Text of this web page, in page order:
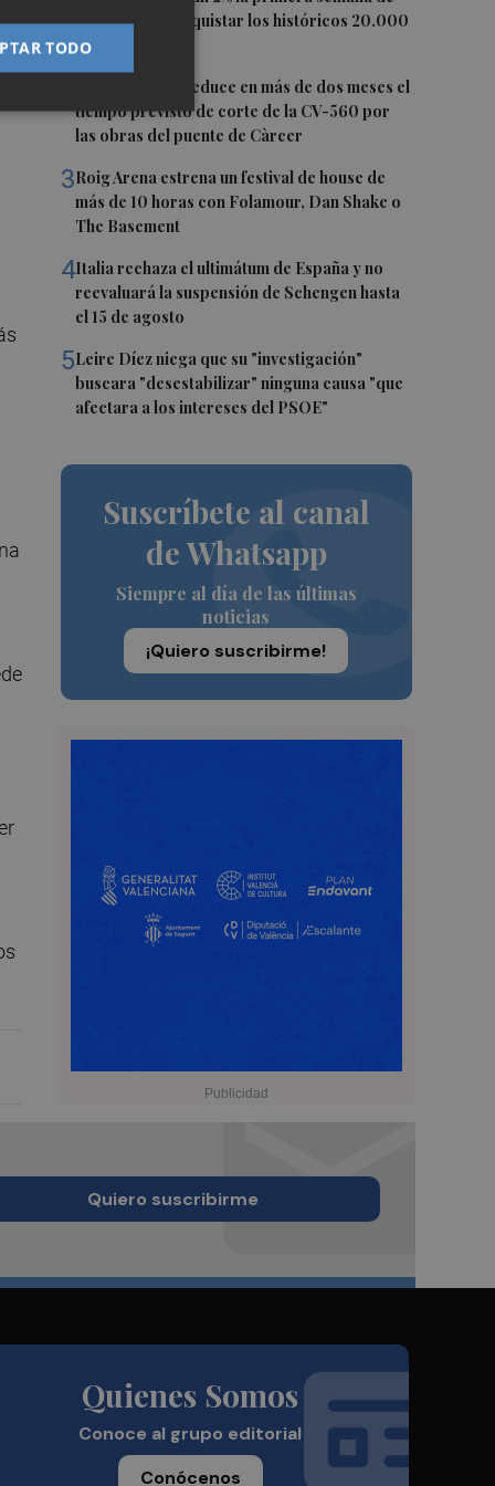
agosto tras conquistar los históricos 20.000
puntos
La Diputación reduce en más de dos meses el
tiempo previsto de corte de la CV-560 por
las obras del puente de Càrcer
3Roig Arena estrena un festival de house de
más de 10 horas con Folamour, Dan Shake o
The Basement
4Italia rechaza el ultimátum de España y no
reevaluará la suspensión de Schengen hasta
el 15 de agosto
5Leire Díez niega que su "investigación"
buscara "desestabilizar" ninguna causa "que
afectara a los intereses del PSOE"
Suscríbete al canal
de Whatsapp
Siempre al día de las últimas
noticias
¡Quiero suscribirme!
Quiero suscribirme
Quienes Somos
Conoce al grupo editorial
Conócenos
TODO